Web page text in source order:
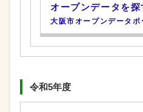
オープンデータを探
大阪市オープンデータポ
令和5年度